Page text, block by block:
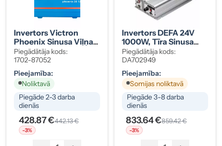
Invertors Victron
Phoenix Sinusa Viļņa
24/1200 230V
VE.Direct Schuko
Piegādātāja kods:
1702-87052
Pieejamība:
Noliktavā
Piegāde 2-3 darba
dienās
428.87 €442.13 €
-3%
Invertors DEFA 24V
1000W, Tīra Sinusa
Viļņa
Piegādātāja kods:
DA702949
Pieejamība:
Somijas noliktavā
Piegāde 3-8 darba
dienās
833.64 €859.42 €
-3%